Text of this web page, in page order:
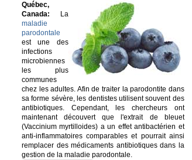
Québec,
Canada: La
maladie
parodontale
est une des
infections
microbiennes
les plus
communes
chez les adultes. Afin de traiter la parodontite dans
sa forme sévère, les dentistes utilisent souvent des
antibiotiques. Cependant, les chercheurs ont
maintenant découvert que l'extrait de bleuet
(Vaccinium myrtilloides) a un effet antibactérien et
anti-inflammatoires comparables et pourrait ainsi
remplacer des médicaments antibiotiques dans la
gestion de la maladie parodontale.